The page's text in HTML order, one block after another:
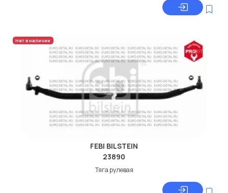
Нет в наличии
FEBI BILSTEIN
23890
Тяга рулевая